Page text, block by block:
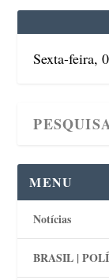
Sexta-feira,
MENU
Notícias
BRASIL |